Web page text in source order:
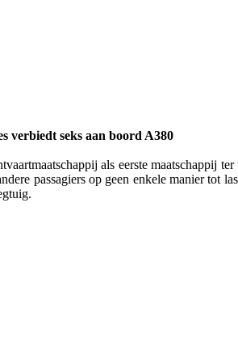
verbiedt seks aan boord A380
als eerste maatschappij
passagiers op geen enkele manier tot